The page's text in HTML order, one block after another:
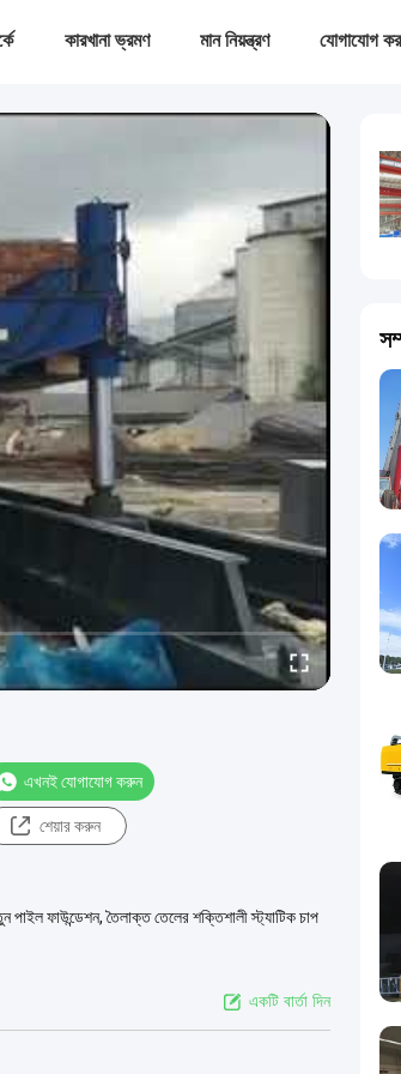
কারখানা ভ্রমণ মান নিয়ন্ত্রণ যোগাযোগ
এখনই যোগাযোগ করুন
শেয়ার করুন
ফাউন্ডেশন, তৈলাক্ত তেলের শক্তিশালী স্ট্যাটিক চাপ
একটি বার্তা দিন